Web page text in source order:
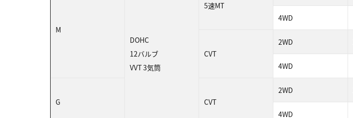
M
DOHC
12バルブ
VVT 3気筒
5速MT
4WD
CVT
2WD
4WD
G CVT
2WD
4WD